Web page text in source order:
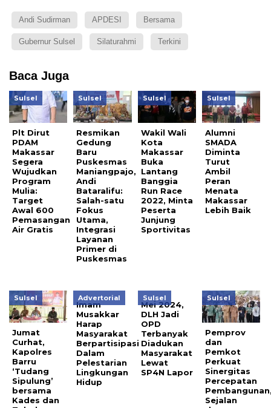
Andi Sudirman APDESI Bersama
Gubernur Sulsel Silaturahmi Terkini
Baca Juga
Sulsel
Plt Dirut
PDAM
Makassar
Segera
Wujudkan
Program
Mulia:
Target
Awal 600
Pemasangan
Air Gratis
Sulsel
Resmikan
Gedung
Baru
Puskesmas
Maniangpajo,
Andi
Bataralifu:
Salah-satu
Fokus
Utama,
Integrasi
Layanan
Primer di
Puskesmas
Sulsel
Wakil Wali
Kota
Makassar
Buka
Lantang
Banggia
Run Race
2022, Minta
Peserta
Junjung
Sportivitas
Sulsel
Alumni
SMADA
Diminta
Turut
Ambil
Peran
Menata
Makassar
Lebih Baik
Sulsel
Jumat
Curhat,
Kapolres
Barru
‘Tudang
Sipulung’
bersama
Kades dan
Advertorial
Imam
Musakkar
Harap
Masyarakat
Berpartisipasi
Dalam
Pelestarian
Lingkungan
Hidup
Sulsel
Mei 2024,
DLH Jadi
OPD
Terbanyak
Diadukan
Masyarakat
Lewat
SP4N Lapor
Sulsel
Pemprov
dan
Pemkot
Perkuat
Sinergitas
Percepatan
Sejalan